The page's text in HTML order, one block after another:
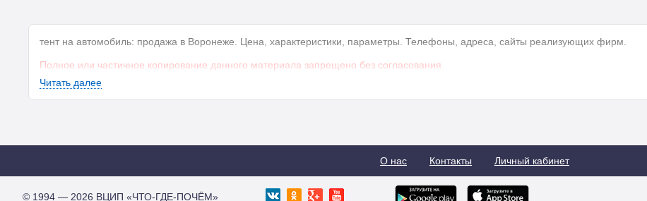
тент на автомобиль: продажа в Воронеже. Цена, характеристики, параметры. Телефоны, адреса, сайты реализующих фирм.
Полное или частичное копирование данного материала запрещено без согласования.
Читать далее
О нас Контакты Личный кабинет
© 1994 — 2026 ВЦИП «ЧТО-ГДЕ-ПОЧЁМ»